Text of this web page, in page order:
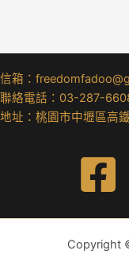
信箱：
聯絡電話：03-287-
地址：桃園市中壢區高
Copyright